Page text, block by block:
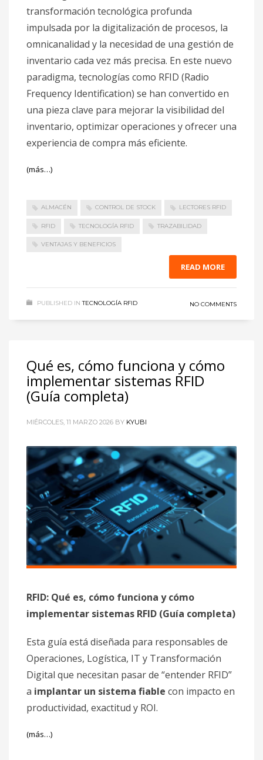
transformación tecnológica profunda
impulsada por la digitalización de procesos, la
omnicanalidad y la necesidad de una gestión de
inventario cada vez más precisa. En este nuevo
paradigma, tecnologías como RFID (Radio
Frequency Identification) se han convertido en
una pieza clave para mejorar la visibilidad del
inventario, optimizar operaciones y ofrecer una
experiencia de compra más eficiente.
(más…)
ALMACÉN CONTROL DE STOCK LECTORES RFID
RFID TECNOLOGÍA RFID TRAZABILIDAD
VENTAJAS Y BENEFICIOS
READ MORE
PUBLISHED IN TECNOLOGÍA RFID NO COMMENTS
Qué es, cómo funciona y cómo
implementar sistemas RFID
(Guía completa)
MIÉRCOLES, 11 MARZO 2026 BY KYUBI
RFID: Qué es, cómo funciona y cómo
implementar sistemas RFID (Guía completa)
Esta guía está diseñada para responsables de
Operaciones, Logística, IT y Transformación
Digital que necesitan pasar de “entender RFID”
a implantar un sistema fiable con impacto en
productividad, exactitud y ROI.
(más…)